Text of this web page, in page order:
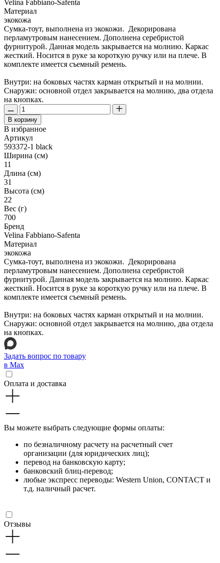
Velina Fabbiano-Safenta
Материал
экокожа
Сумка-тоут, выполнена из экокожи. Декорирована
перламутровым нанесением. Дополнена серебристой
фурнитурой. Данная модель закрывается на молнию. Каркас
жесткий. Носится в руке за короткую ручку или на плече. В
комплекте имеется съемный ремень.
Внутри: на боковых частях карман открытый и на молнии.
Снаружи: основной отдел закрывается на молнию, два отдела
на кнопках.
В корзину
В избранное
Артикул
593372-1 black
Ширина (см)
11
Длина (см)
31
Высота (см)
22
Вес (г)
700
Бренд
Velina Fabbiano-Safenta
Материал
экокожа
Сумка-тоут, выполнена из экокожи. Декорирована
перламутровым нанесением. Дополнена серебристой
фурнитурой. Данная модель закрывается на молнию. Каркас
жесткий. Носится в руке за короткую ручку или на плече. В
комплекте имеется съемный ремень.
Внутри: на боковых частях карман открытый и на молнии.
Снаружи: основной отдел закрывается на молнию, два отдела
на кнопках.
Задать вопрос по товару
в Max
Оплата и доставка
Вы можете выбрать следующие формы оплаты:
по безналичному расчету на расчетный счет
организации (для юридических лиц);
перевод на банковскую карту;
банковский блиц-перевод;
любые экспресс переводы: Western Union, CONTACT и
т.д. наличный расчет.
Отзывы